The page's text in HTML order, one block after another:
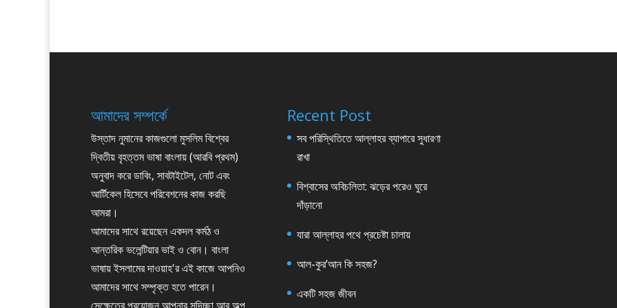
আমাদের সম্পর্কে
উস্তাদ নুমানের কাজগুলো মুসলিম বিশ্বের
দ্বিতীয় বৃহত্তম ভাষা বাংলায় (আরবি প্রথম)
অনুবাদ করে ডাবিং, সাবটাইটেল, নোট এবং
আর্টিকেল হিসেবে পরিবেশনের কাজ করছি
আমরা।
আমাদের সাথে রয়েছেন একদল কর্মঠ ও
আন্তরিক ভলেন্টিয়ার ভাই ও বোন। বাংলা
ভাষায় ইসলামের দাওয়াহ'র এই কাজে আপনিও
আমাদের সাথে সম্পৃক্ত হতে পারেন।
Recent Post
সব পরিস্থিতিতে আল্লাহর ব্যাপারে সুধারণা
রাখা
বিশ্বাসের অবিচলিতা: ঝড়ের পরেও ঘুরে
দাঁড়ানো
যারা আল্লাহর পথে প্রচেষ্টা চালায়
আল-কুর’আন কি সহজ?
একটি সহজ জীবন